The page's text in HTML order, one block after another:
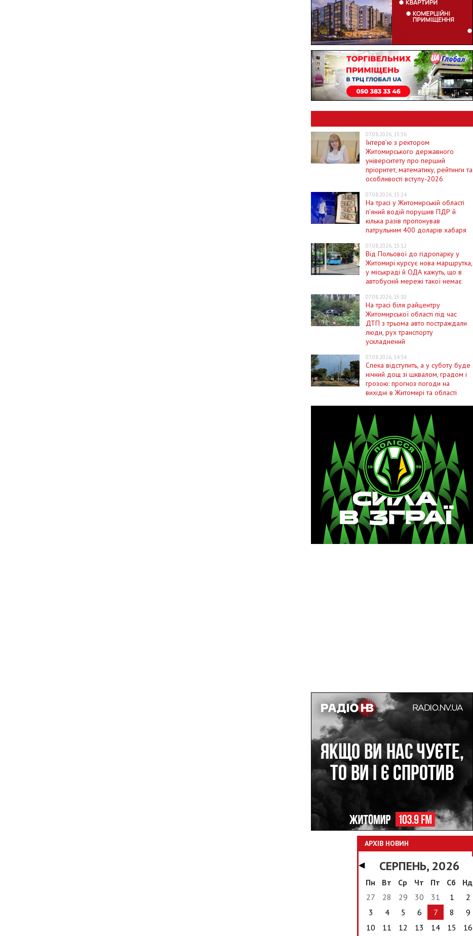
07.08.2026, 15:36
Інтерв’ю з ректором
Житомирського державного
університету про перший
пріоритет, математику, рейтинги та
особливості вступу-2026
07.08.2026, 15:24
На трасі у Житомирській області
п’яний водій порушив ПДР й
кілька разів пропонував
патрульним 400 доларів хабаря
07.08.2026, 15:12
Від Польової до гідропарку у
Житомирі курсує нова маршрутка,
у міськраді й ОДА кажуть, що в
автобусній мережі такої немає
07.08.2026, 15:10
На трасі біля райцентру
Житомирської області під час
ДТП з трьома авто постраждали
люди, рух транспорту
ускладнений
07.08.2026, 14:34
Спека відступить, а у суботу буде
нічний дощ зі шквалом, градом і
грозою: прогноз погоди на
вихідні в Житомирі та області
АРХІВ НОВИН
◀ СЕРПЕНЬ, 2026
Пн
Вт Ср Чт Пт Сб
Нд
27
28 29 30 31 1
2
3
4 5 6 7 8
9
10
11 12 13 14 15
16